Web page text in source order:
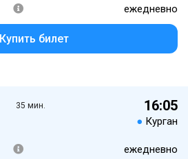
ежедневно
Купить билет
35 мин. 16:05
● Курган
ежедневно